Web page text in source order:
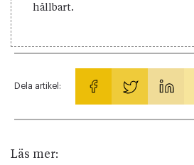
hållbart.
Dela artikel:
Läs mer: